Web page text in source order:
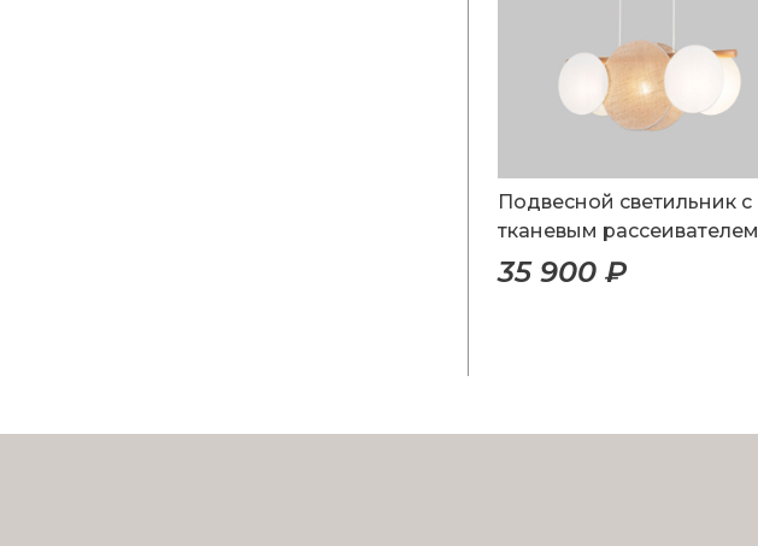
Подвесной светильник с
тканевым рассеивателем
35 900 ₽